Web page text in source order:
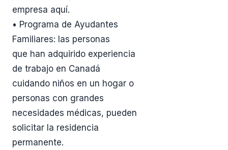
empresa aquí.
• Programa de Ayudantes
Familiares: las personas
que han adquirido experiencia
de trabajo en Canadá
cuidando niños en un hogar o
personas con grandes
necesidades médicas, pueden
solicitar la residencia
permanente.